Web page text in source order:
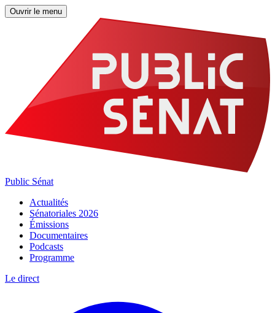
Ouvrir le menu
Public Sénat
Actualités
Sénatoriales 2026
Émissions
Documentaires
Podcasts
Programme
Le direct